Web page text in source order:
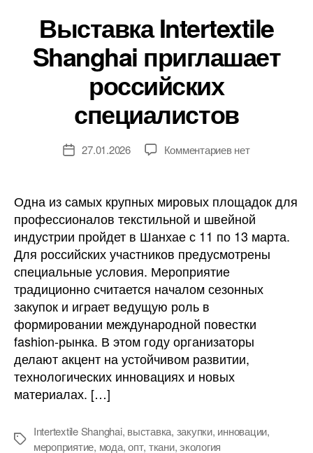
Выставка Intertextile
Shanghai приглашает
российских
специалистов
Дата27.01.2026 Комментариевк
Shanghai
приглашает
российских
специалистов
нет
Одна из самых крупных мировых площадок для
профессионалов текстильной и швейной
индустрии пройдет в Шанхае с 11 по 13 марта.
Для российских участников предусмотрены
специальные условия. Мероприятие
традиционно считается началом сезонных
закупок и играет ведущую роль в
формировании международной повестки
fashion-рынка. В этом году организаторы
делают акцент на устойчивом развитии,
технологических инновациях и новых
материалах. […]
Метки
Intertextile Shanghai, выставка, закупки, инновации,
мероприятие, мода,опт, ткани,экология